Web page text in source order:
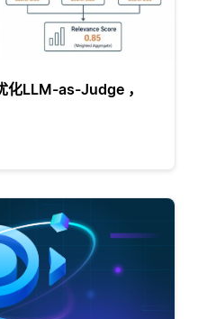
化LLM-as-Judge ，